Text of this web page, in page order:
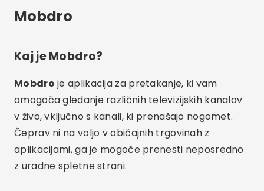
Mobdro
Kaj je Mobdro?
Mobdro je aplikacija za pretakanje, ki vam
omogoča gledanje različnih televizijskih kanalov
v živo, vključno s kanali, ki prenašajo nogomet.
Čeprav ni na voljo v običajnih trgovinah z
aplikacijami, ga je mogoče prenesti neposredno
z uradne spletne strani.